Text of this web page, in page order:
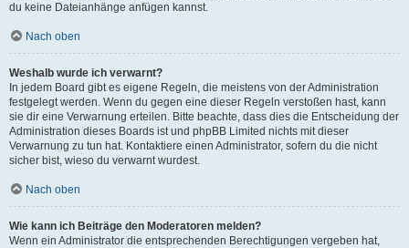
du keine Dateianhänge anfügen kannst.
Nach oben
Weshalb wurde ich verwarnt?
In jedem Board gibt es eigene Regeln, die meistens von der Administration
festgelegt werden. Wenn du gegen eine dieser Regeln verstoßen hast, kann
sie dir eine Verwarnung erteilen. Bitte beachte, dass dies die Entscheidung der
Administration dieses Boards ist und phpBB Limited nichts mit dieser
Verwarnung zu tun hat. Kontaktiere einen Administrator, sofern du die nicht
sicher bist, wieso du verwarnt wurdest.
Nach oben
Wie kann ich Beiträge den Moderatoren melden?
Wenn ein Administrator die entsprechenden Berechtigungen vergeben hat,